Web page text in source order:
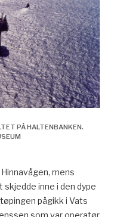
PÅ HALTENBANKEN.
mens
inne i den dype
pågikk i Vats
som var operatør